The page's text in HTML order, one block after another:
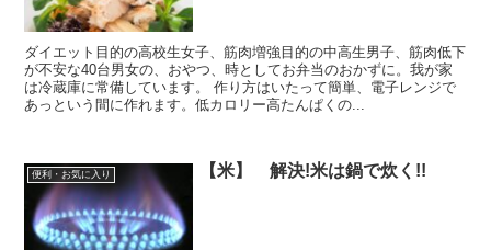
ダイエット目的の高校生女子、筋肉増強目的の中高生男子、筋肉低下
が不安な40台男女の、おやつ、時としてお弁当のおかずに。我が家
は冷蔵庫に常備しています。 作り方はいたって簡単、電子レンジで
あっという間に作れます。低カロリー高たんぱくの...
便利・お気に入り 【米】 解決!米は鍋で炊く!!